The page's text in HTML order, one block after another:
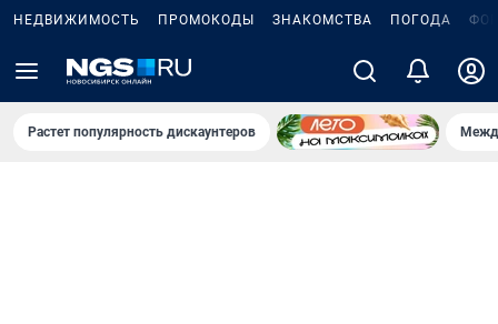
НЕДВИЖИМОСТЬ ПРОМОКОДЫ ЗНАКОМСТВА ПОГОДА
Растет популярность дискаунтеров